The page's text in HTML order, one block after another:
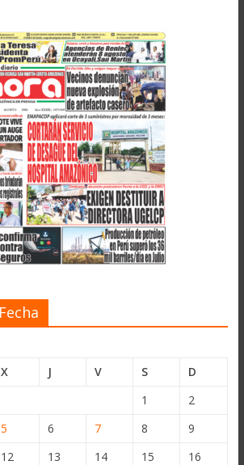
X J V S
D
1
2
5 6 7 8
9
12 13 14 15
16